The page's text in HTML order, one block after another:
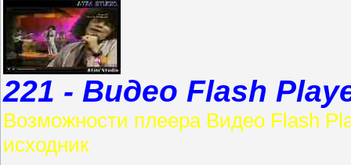
221 - Видео Flash
Возможности плеера Видео Flash
исходник